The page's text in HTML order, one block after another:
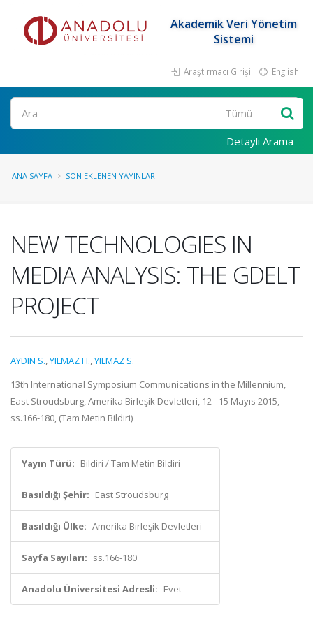
Akademik Veri Yönetim
Sistemi
Araştırmacı Girişi English
Ara
Detaylı Arama
ANA SAYFA SON EKLENEN YAYINLAR
NEW TECHNOLOGIES IN
MEDIA ANALYSIS: THE GDELT
PROJECT
AYDIN S.,YILMAZ H.,YILMAZ S.
13th International Symposium Communications in the Millennium,
East Stroudsburg, Amerika Birleşik Devletleri, 12 - 15 Mayıs 2015,
ss.166-180, (Tam Metin Bildiri)
Yayın Türü: Bildiri / Tam Metin Bildiri
Basıldığı Şehir: East Stroudsburg
Basıldığı Ülke: Amerika Birleşik Devletleri
Sayfa Sayıları: ss.166-180
Anadolu Üniversitesi Adresli: Evet